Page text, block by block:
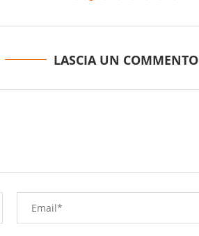
LASCIA UN COMMENTO